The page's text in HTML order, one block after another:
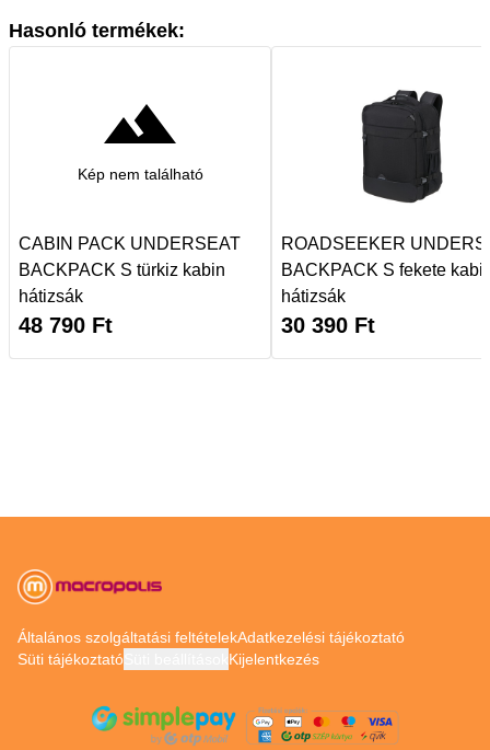
Hasonló termékek:
Kép nem található
CABIN PACK UNDERSEAT
BACKPACK S türkiz kabin
hátizsák
48 790 Ft
ROADSEEKER
BACKPACK S fekete
hátizsák
30 390 Ft
Általános szolgáltatási feltételekAdatkezelési tájékoztató
Süti tájékoztató
Kijelentkezés